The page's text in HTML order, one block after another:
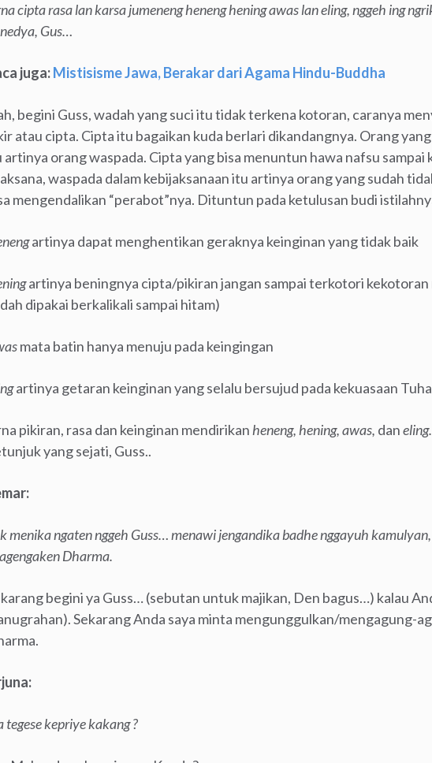
cipta rasa lan karsa jumeneng heneng hening awas lan eling, nggeh ing
Gus…
juga:Mistisisme Jawa, Berakar dari Agama Hindu-Buddha
begini Guss, wadah yang suci itu tidak terkena kotoran, caranya
atau cipta. Cipta itu bagaikan kuda berlari dikandangnya. Orang
artinya orang waspada. Cipta yang bisa menuntun hawa nafsu
waspada dalam kebijaksanaan itu artinya orang yang sudah
mengendalikan “perabot”nya. Dituntun pada ketulusan budi
artinya dapat menghentikan geraknya keinginan yang tidak baik
artinya beningnya cipta/pikiran jangan sampai terkotori kekotoran
dipakai berkalikali sampai hitam)
mata batin hanya menuju pada keingingan
artinya getaran keinginan yang selalu bersujud pada kekuasaan
pikiran, rasa dan keinginan mendirikan heneng, hening, awas, daneling.
yang sejati, Guss..
menika ngaten nggeh Guss… menawi jengandika badhe nggayuh
Dharma.
begini ya Guss… (sebutan untuk majikan, Den bagus…) kalau
Sekarang Anda saya minta mengunggulkan/mengagung-
tegese kepriye kakang ?